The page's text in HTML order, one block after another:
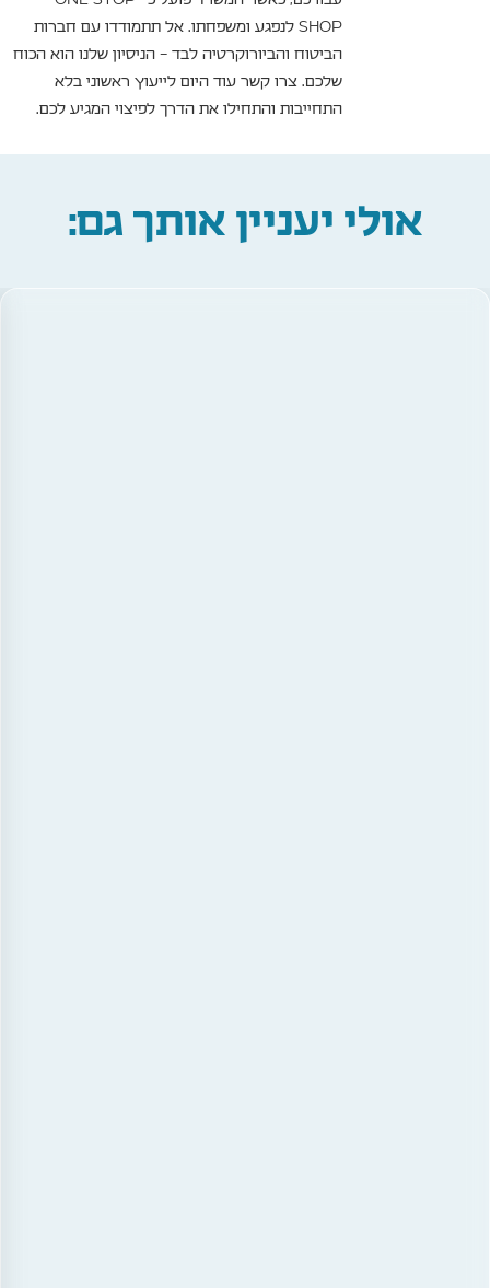
SHOP לנפגע ומשפחתו. אל תתמודדו עם חברות
הביטוח והביורוקרטיה לבד – הניסיון שלנו הוא הכוח
שלכם. צרו קשר עוד היום לייעוץ ראשוני בלא
התחייבות והתחילו את הדרך לפיצוי המגיע לכם.
אולי יעניין אותך גם: